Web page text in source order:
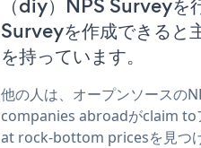
（diy）NPS Survey
Surveyを作成できると
を持っています。
他の人は、オープンソースの
companies abroadがclaim to
at rock-bottom pricesを見つけ